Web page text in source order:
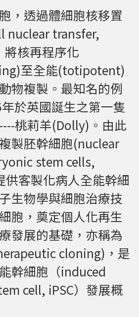
在研究路上走得更長遠。
，透過體細胞核移置
nuclear transfer,
將核再程序化
至全能(totipotent)
物複製。最知名的例
於英國誕生之第一隻
桃莉羊(Dolly)。由此
製胚幹細胞(nuclear
stem cells,
供客製化病人全能幹細
生物學與細胞治療技
胞，奠定個人化再生
發展的基礎，亦稱為
cloning)，是
幹細胞（induced
cell, iPSC）發展概